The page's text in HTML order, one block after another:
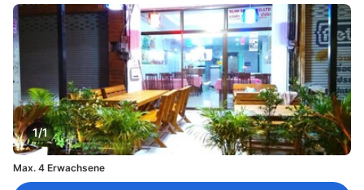
1/1
Max. 4 Erwachsene